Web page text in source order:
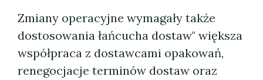
Zmiany operacyjne wymagały także
dostosowania łańcucha dostaw" większa
współpraca z dostawcami opakowań,
renegocjacje terminów dostaw oraz